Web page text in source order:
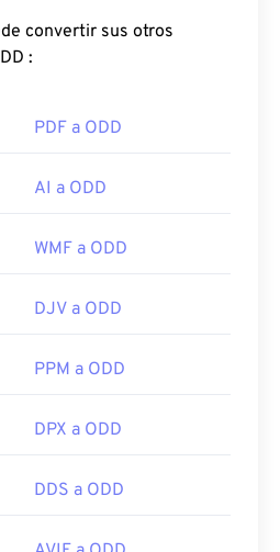
convertir sus otros
formato ODD :
PDF a ODD
AI a ODD
WMF a ODD
DJV a ODD
PPM a ODD
DPX a ODD
DDS a ODD